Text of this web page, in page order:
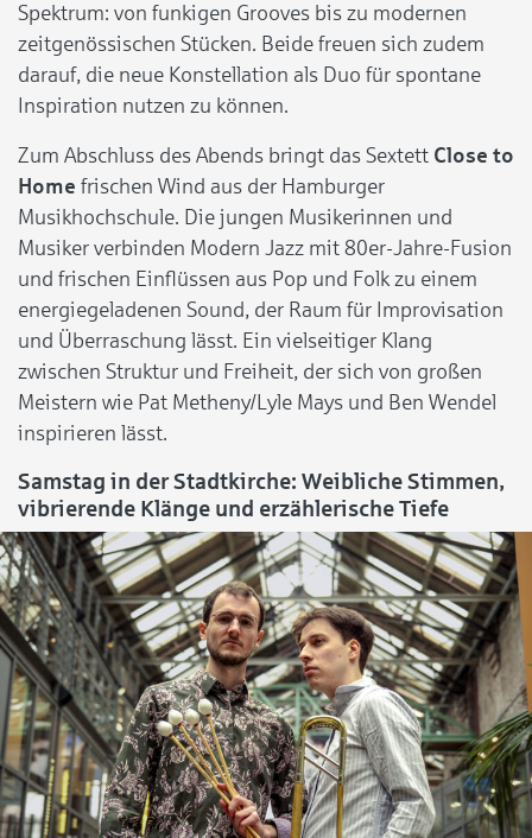
Spektrum: von funkigen Grooves bis zu modernen
zeitgenössischen Stücken. Beide freuen sich zudem
darauf, die neue Konstellation als Duo für spontane
Inspiration nutzen zu können.
Zum Abschluss des Abends bringt das Sextett Close to
Home frischen Wind aus der Hamburger
Musikhochschule. Die jungen Musikerinnen und
Musiker verbinden Modern Jazz mit 80er-Jahre-Fusion
und frischen Einflüssen aus Pop und Folk zu einem
energiegeladenen Sound, der Raum für Improvisation
und Überraschung lässt. Ein vielseitiger Klang
zwischen Struktur und Freiheit, der sich von großen
Meistern wie Pat Metheny/Lyle Mays und Ben Wendel
inspirieren lässt.
Samstag in der Stadtkirche: Weibliche Stimmen,
vibrierende Klänge und erzählerische Tiefe